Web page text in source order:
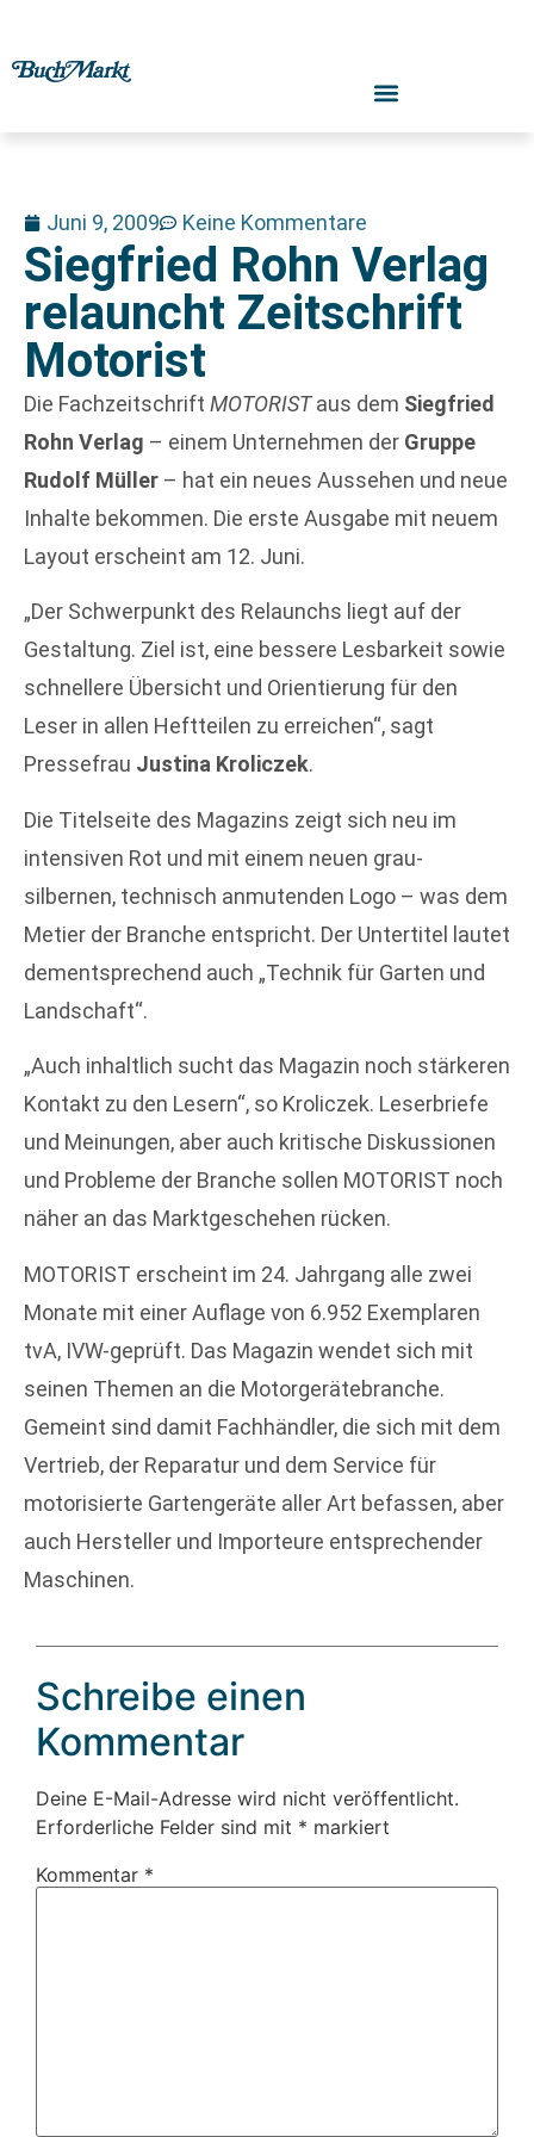
Juni 9, 2009 Keine Kommentare
Siegfried Rohn Verlag
relauncht Zeitschrift
Motorist
Die Fachzeitschrift MOTORISTaus dem Siegfried
Rohn Verlag – einem Unternehmen der Gruppe
Rudolf Müller – hat ein neues Aussehen und neue
Inhalte bekommen. Die erste Ausgabe mit neuem
Layout erscheint am 12. Juni.
„Der Schwerpunkt des Relaunchs liegt auf der
Gestaltung. Ziel ist, eine bessere Lesbarkeit sowie
schnellere Übersicht und Orientierung für den
Leser in allen Heftteilen zu erreichen“, sagt
Pressefrau Justina Kroliczek.
Die Titelseite des Magazins zeigt sich neu im
intensiven Rot und mit einem neuen grau-
silbernen, technisch anmutenden Logo – was dem
Metier der Branche entspricht. Der Untertitel lautet
dementsprechend auch „Technik für Garten und
Landschaft“.
„Auch inhaltlich sucht das Magazin noch stärkeren
Kontakt zu den Lesern“, so Kroliczek. Leserbriefe
und Meinungen, aber auch kritische Diskussionen
und Probleme der Branche sollen MOTORIST noch
näher an das Marktgeschehen rücken.
MOTORIST erscheint im 24. Jahrgang alle zwei
Monate mit einer Auflage von 6.952 Exemplaren
tvA, IVW-geprüft. Das Magazin wendet sich mit
seinen Themen an die Motorgerätebranche.
Gemeint sind damit Fachhändler, die sich mit dem
Vertrieb, der Reparatur und dem Service für
motorisierte Gartengeräte aller Art befassen, aber
auch Hersteller und Importeure entsprechender
Maschinen.
Schreibe einen
Kommentar
Deine E-Mail-Adresse wird nicht veröffentlicht.
Erforderliche Felder sind mit * markiert
Kommentar *